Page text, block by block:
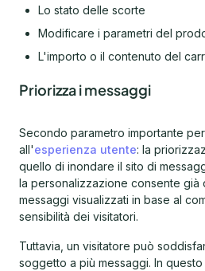
Lo stato delle scorte
Modificare i parametri del
L'importo o il contenuto del
Priorizza i messaggi
Secondo parametro importante
all'esperienza utente: la
quello di inondare il sito di
la personalizzazione consente già
messaggi visualizzati in base al
sensibilità dei visitatori.
Tuttavia, un visitatore può
soggetto a più messaggi. In